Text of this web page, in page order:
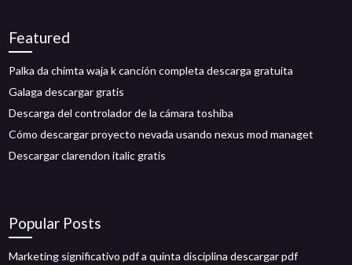
Featured
Palka da chimta waja k canción completa descarga gratuita
Galaga descargar gratis
Descarga del controlador de la cámara toshiba
Cómo descargar proyecto nevada usando nexus mod managet
Descargar clarendon italic gratis
Popular Posts
Marketing significativo pdf a quinta disciplina descargar pdf